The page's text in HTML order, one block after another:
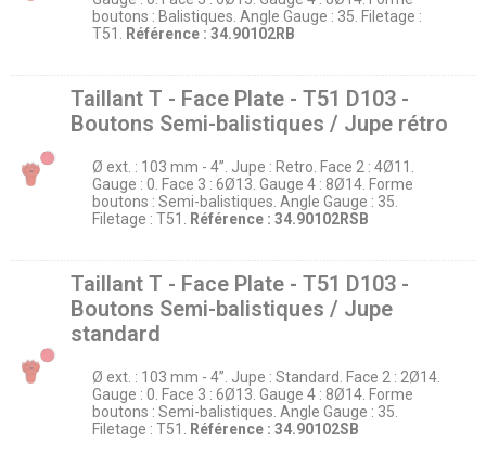
boutons : Balistiques. Angle Gauge : 35. Filetage :
T51.
Référence : 34.90102RB
Taillant T - Face Plate - T51 D103 -
Boutons Semi-balistiques / Jupe rétro
Ø ext. : 103 mm - 4’’. Jupe : Retro. Face 2 : 4Ø11.
Gauge : 0. Face 3 : 6Ø13. Gauge 4 : 8Ø14. Forme
boutons : Semi-balistiques. Angle Gauge : 35.
Filetage : T51.
Référence : 34.90102RSB
Taillant T - Face Plate - T51 D103 -
Boutons Semi-balistiques / Jupe
standard
Ø ext. : 103 mm - 4’’. Jupe : Standard. Face 2 : 2Ø14.
Gauge : 0. Face 3 : 6Ø13. Gauge 4 : 8Ø14. Forme
boutons : Semi-balistiques. Angle Gauge : 35.
Filetage : T51.
Référence : 34.90102SB